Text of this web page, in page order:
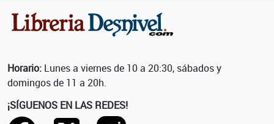
Horario: Lunes a viernes de 10 a 20:30, sábados y
domingos de 11 a 20h.
¡SÍGUENOS EN LAS REDES!